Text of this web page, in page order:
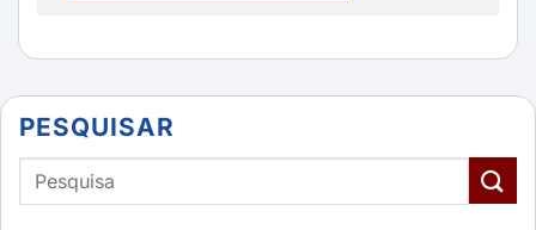
PESQUISAR